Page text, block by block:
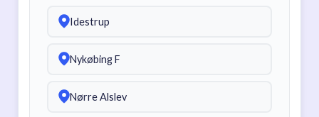
Idestrup
Nykøbing F
Nørre Alslev